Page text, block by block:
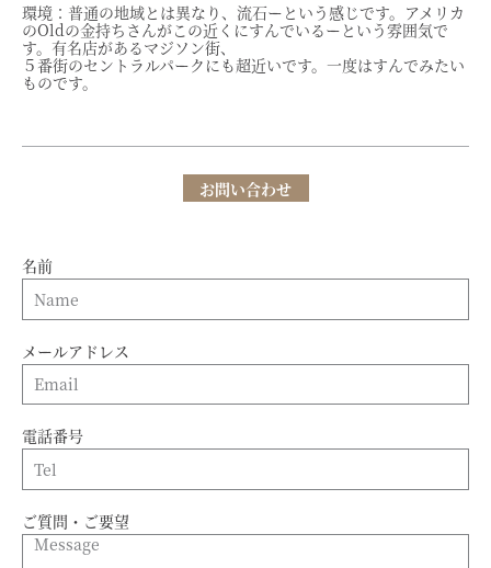
環境：普通の地域とは異なり、流石ーという感じです。アメリカ
のOldの金持ちさんがこの近くにすんでいるーという雰囲気で
す。有名店があるマジソン街、
５番街のセントラルパークにも超近いです。一度はすんでみたい
ものです。
お問い合わせ
名前
メールアドレス
電話番号
ご質問・ご要望